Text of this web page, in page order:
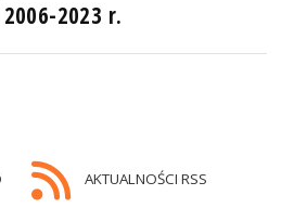
2023 r.
AKTUALNOŚCI RSS